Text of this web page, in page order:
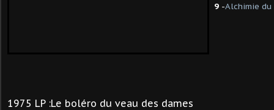
9 -Alchimie du
1975 LP :Le boléro du veau des dames